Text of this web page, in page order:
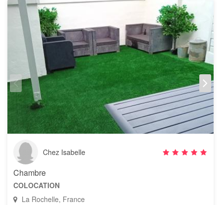
Chez Isabelle
Chambre
COLOCATION
La Rochelle, France